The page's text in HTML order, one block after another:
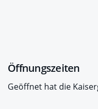
Öffnungszeiten
Geöffnet hat die